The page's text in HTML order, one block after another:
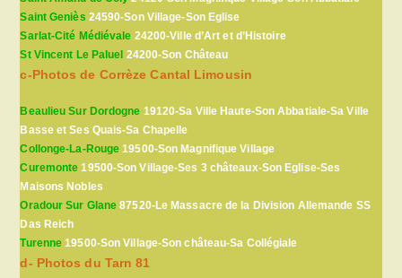
Saint Geniès 24590-Son Village-Son Eglise
Sarlat-Cité Médiévale 24200-Ville d’Art et d’Histoire
St Vincent Le Paluel 24200-Son Château
c-Photos de Corrèze Cantal Limousin
Beaulieu Sur Dordogne 19120-Sa Ville Haute-Son Abbatiale-Sa Ville
Basse et Ses Quais-Sa Chapelle
Collonge-La-Rouge 19500-Son Magnifique Village
Curemonte 19500-Son Village-Ses 3 châteaux-Son Eglise-Ses
Maisons Nobles
Oradour Sur Glane 87520-Le Massacre de la Division Allemande SS
Das Reich
Turenne 19500-Son Village-Son château-Sa Collégiale
d- Photos du Tarn 81